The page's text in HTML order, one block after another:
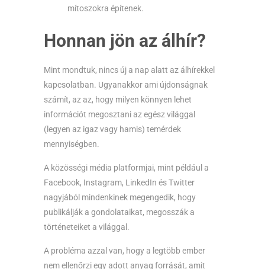
mítoszokra építenek.
Honnan jön az álhír?
Mint mondtuk, nincs új a nap alatt az álhírekkel
kapcsolatban. Ugyanakkor ami újdonságnak
számít, az az, hogy milyen könnyen lehet
információt megosztani az egész világgal
(legyen az igaz vagy hamis) temérdek
mennyiségben.
A közösségi média platformjai, mint például a
Facebook, Instagram, LinkedIn és Twitter
nagyjából mindenkinek megengedik, hogy
publikálják a gondolataikat, megosszák a
történeteiket a világgal.
A probléma azzal van, hogy a legtöbb ember
nem ellenőrzi egy adott anyag forrását, amit